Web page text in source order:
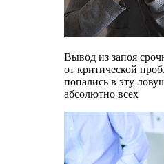
Вывод из запоя
от критической
попались в эту
абсолютно всех